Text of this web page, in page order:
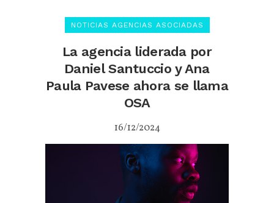
NOTICIAS AGENCIAS ASOCIADAS
La agencia liderada por
Daniel Santuccio y Ana
Paula Pavese ahora se llama
OSA
16/12/2024